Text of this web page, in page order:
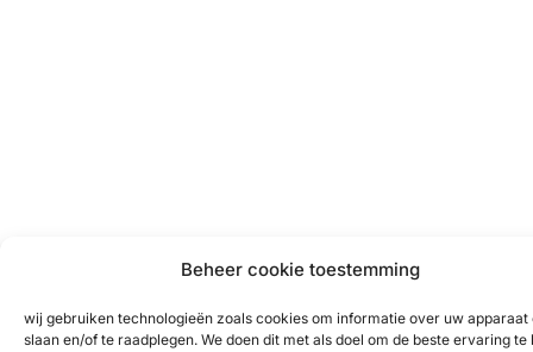
Beheer cookie toestemming
wij gebruiken technologieën zoals cookies om informatie over uw apparaat
slaan en/of te raadplegen. We doen dit met als doel om de beste ervaring te